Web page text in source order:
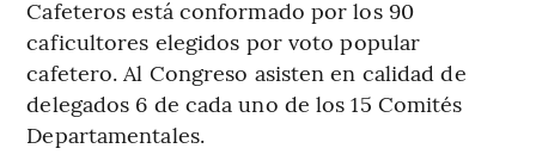
Cafeteros está conformado por los 90
caficultores elegidos por voto popular
cafetero. Al Congreso asisten en calidad de
delegados 6 de cada uno de los 15 Comités
Departamentales.